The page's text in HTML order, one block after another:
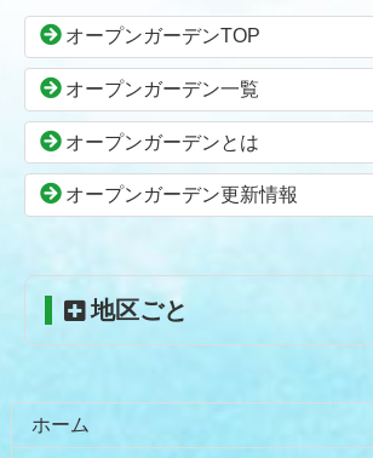
ン
本
文
先
へ
る
の
頭
へ
る
オープンガーデンTOP
オープンガーデン一覧
オープンガーデンとは
オープンガーデン更新情報
地区ごと
ホーム